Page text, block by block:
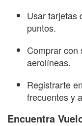
Usar tarjetas
puntos.
Comprar con
aerolíneas.
Registrarte
frecuentes y
Encuentra